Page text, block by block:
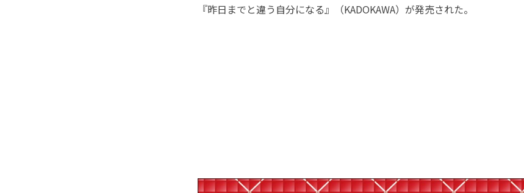
『昨日までと違う自分になる』（KADOKAWA）が発売された。